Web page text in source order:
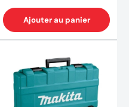
Ajouter au panier